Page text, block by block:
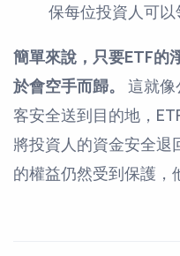
保每位投資人可以
簡單來說，只要ETF的
於會空手而歸。
這就像
客安全送到目的地，
將投資人的資金安全退
的權益仍然受到保護，